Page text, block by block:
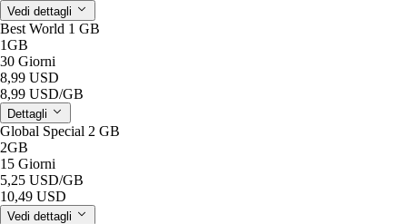
Vedi dettagli
Best World 1 GB
1GB
30 Giorni
8,99 USD
8,99 USD/GB
Dettagli
Global Special 2 GB
2GB
15 Giorni
5,25 USD/GB
10,49 USD
Vedi dettagli